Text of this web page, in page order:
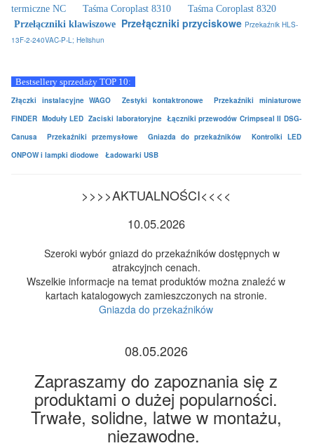
termiczne NC
Taśma Coroplast 8310
Taśma Coroplast 8320
Przełączniki klawiszowe Przełączniki przyciskowe Przekaźnik HLS-
13F-2-240VAC-P-L; Helishun
Bestsellery sprzedaży TOP 10:
Złączki instalacyjne WAGO Zestyki kontaktronowe
Przekaźniki miniaturowe
FINDER Moduły LED Zaciski laboratoryjne Łączniki przewodów Crimpseal II DSG-
Canusa
Przekaźniki przemysłowe Gniazda do przekaźników
Kontrolki LED
ONPOW i lampki diodowe
Ładowarki USB
>>>>AKTUALNOŚCI<<<<
10.05.2026
Szeroki wybór gniazd do przekaźników dostępnych w
atrakcyjnch cenach.
Wszelkie informacje na temat produktów można znaleźć w
kartach katalogowych zamieszczonych na stronie.
Gniazda do przekaźników
08.05.2026
Zapraszamy do zapoznania się z
produktami o dużej popularności.
Trwałe, solidne, latwe w montażu,
niezawodne.